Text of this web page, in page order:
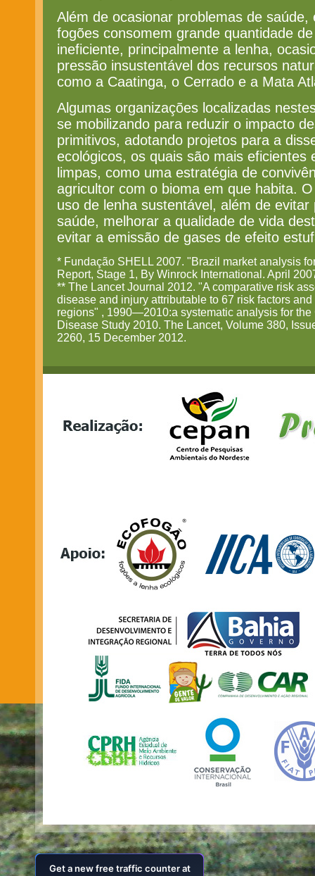
Além de ocasionar problemas de saúde,
fogões consomem grande quantidade
ineficiente, principalmente a lenha,
pressão insustentável dos recursos
como a Caatinga, o Cerrado e a Mata
Algumas organizações localizadas
se mobilizando para reduzir o impacto
primitivos, adotando projetos para a
ecológicos, os quais são mais eficientes
limpas, como uma estratégia de
agricultor com o bioma em que habita.
uso de lenha sustentável, além de evitar
saúde, melhorar a qualidade de vida
evitar a emissão de gases de efeito
* Fundação SHELL 2007. "Brazil market analysis
Report, Stage 1, By Winrock International. April
** The Lancet Journal 2012. "A comparative risk
disease and injury attributable to 67 risk factors
regions" , 1990—2010:a systematic analysis for the
Disease Study 2010. The Lancet, Volume 380,
2260, 15 December 2012.